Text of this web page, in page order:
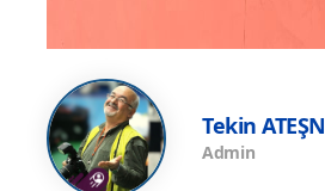
Tekin
Admin